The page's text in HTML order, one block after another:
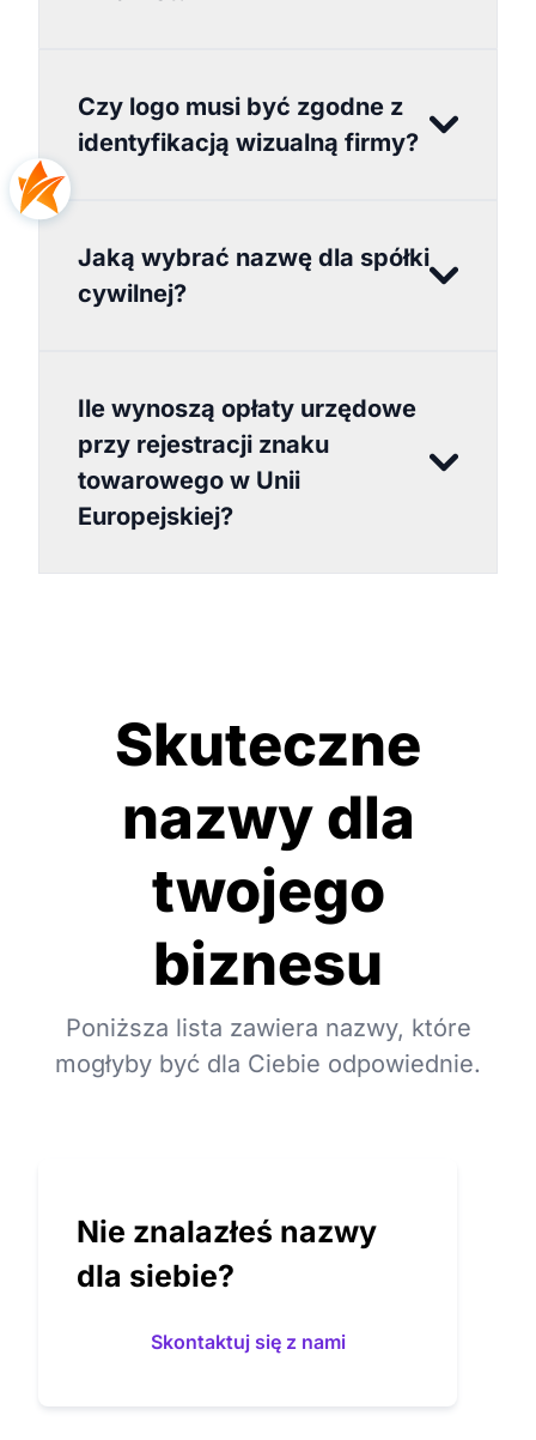
Czy logo musi być zgodne z
identyfikacją wizualną firmy?
Jaką wybrać nazwę dla spółki
cywilnej?
Ile wynoszą opłaty urzędowe
przy rejestracji znaku
towarowego w Unii
Europejskiej?
Skuteczne
nazwy dla
twojego
biznesu
Poniższa lista zawiera nazwy, które
mogłyby być dla Ciebie odpowiednie.
Nie znalazłeś nazwy
dla siebie?
Skontaktuj się z nami